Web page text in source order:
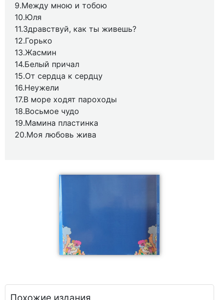
9.Между мною и тобою
10.Юля
11.Здравствуй, как ты живешь?
12.Горько
13.Жасмин
14.Белый причал
15.От сердца к сердцу
16.Неужели
17.В море ходят пароходы
18.Восьмое чудо
19.Мамина пластинка
20.Моя любовь жива